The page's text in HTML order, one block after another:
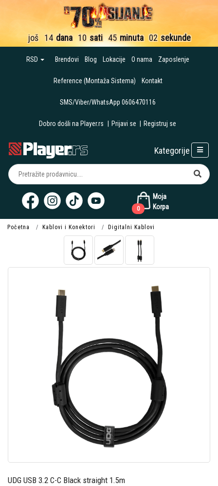
još 14 dana 10 sati 45 minuta 01 sekund
RSD Brendovi Blog Lokacije O nama Zaposlenje
Reference (Montaža Sistema) Kontakt
SMS/Viber/WhatsApp 0606470116
Dobro došli na Player.rs Prijavi se Registruj se
Moja
Korpa
0
Kategorije
Početna Kablovi i Konektori Digitalni Kablovi
UDG USB 3.2 C-C Black straight 1.5m